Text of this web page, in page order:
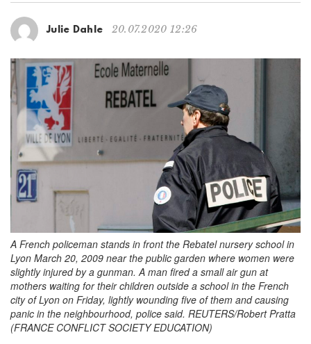
Julie Dahle 20.07.2020 12:26
A French policeman stands in front the Rebatel nursery school in
Lyon March 20, 2009 near the public garden where women were
slightly injured by a gunman. A man fired a small air gun at
mothers waiting for their children outside a school in the French
city of Lyon on Friday, lightly wounding five of them and causing
panic in the neighbourhood, police said. REUTERS/Robert Pratta
(FRANCE CONFLICT SOCIETY EDUCATION)